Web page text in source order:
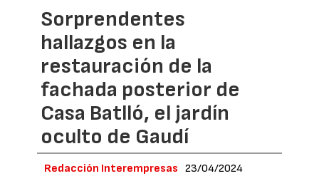
Sorprendentes
hallazgos en la
restauración de la
fachada posterior de
Casa Batlló, el jardín
oculto de Gaudí
Redacción Interempresas 23/04/2024